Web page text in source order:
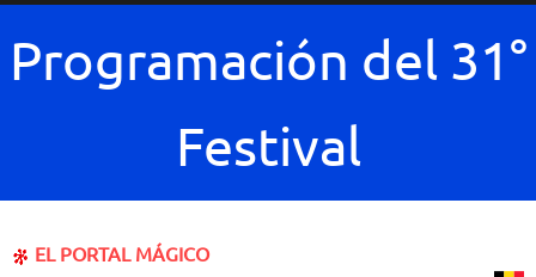
Programación del 31°
Festival
EL PORTAL MÁGICO